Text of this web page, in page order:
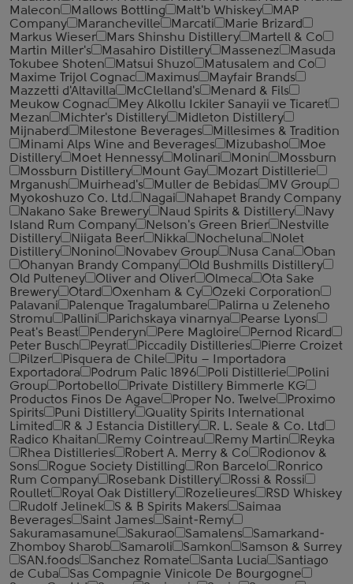
Malecon
Mallows Bottling Malt'b Whiskey
MAP
Company
Marancheville Marcati
Marie Brizard
Markus Wieser
Mars Shinshu Distillery
Martell & Co
Martin Miller's
Masahiro Distillery Massenez
Masuda
Tokubee Shoten
Matsui Shuzo
Matusalem and Co
Maxime Trijol Cognac
Maximus
Mayfair Brands
Mazzetti d'Altavilla
McClelland's
Menard & Fils
Meukow Cognac
Mey Alkollu Ickiler Sanayii ve Ticaret
Mezan
Michter's Distillery
Midleton Distillery
Mijnaberd
Milestone Beverages
Millesimes & Tradition
Minami Alps Wine and Beverages
Mizubasho
Moe
Distillery
Moet Hennessy Molinari Monin
Mossburn
Mossburn Distillery
Mount Gay
Mozart Distillerie
Mrganush
Muirhead's Muller de Bebidas
MV Group
Myokoshuzo Co. Ltd.
Nagai
Nahapet Brandy Company
Nakano Sake Brewery
Naud Spirits & Distillery
Navy
Island Rum Company
Nelson's Green Brier
Nestville
Distillery
Niigata Beer Nikka Nocheluna
Nolet
Distillery
Nonino Novabev Group Nusa Cana
Oban
Ohanyan Brandy Company
Old Bushmills Distillery
Old Pulteney
Oliver and Oliver Olmeca
Ota Sake
Brewery
Otard Oxenham & Cy
Ozeki Corporation
Palavani
Palenque Tragalumbare
Palirna u Zeleneho
Stromu
Pallini Parichskaya vinarnya
Pearse Lyons
Peat's Beast
Penderyn Pere Magloire
Pernod Ricard
Peter Busch
Peyrat Piccadily Distilleries
Pierre Croizet
Pilzer
Pisquera de Chile
Pitu – Importadora
Exportadora
Podrum Palic 1896 Poli Distillerie
Polini
Group
Portobello
Private Distillery Bimmerle KG
Productos Finos De Agave
Proper No. Twelve
Proximo
Spirits
Puni Distillery
Quality Spirits International
Limited
R & J Estancia Distillery
R. L. Seale & Co. Ltd
Radico Khaitan
Remy Cointreau Remy Martin
Reyka
Rhea Distilleries
Robert A. Merry & Co
Rodionov &
Sons
Rogue Society Distilling Ron Barcelo
Ronrico
Rum Company
Rosebank Distillery
Rossi & Rossi
Roullet
Royal Oak Distillery Rozelieures
RSD Whiskey
Rudolf Jelinek
S & B Spirits Makers
Saimaa
Beverages
Saint James
Saint-Remy
Sakuramasamune
Sakurao Samalens
Samarkand-
Zhomboy Sharob
Samaroli Samkon
Samson & Surrey
SAN.foods
Sanchez Romate Santa Lucia
Santiago
de Cuba
Sas Compagnie Vinicole De Bourgogne